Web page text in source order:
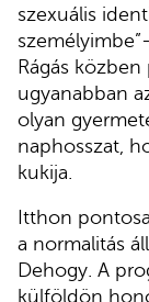
szexuális
Rágás
ugyanabban
olyan
naphosszat,
kukija.
Itthon
a normalitás
Dehogy. A
külföldön